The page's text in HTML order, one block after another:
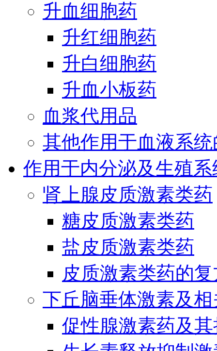
升血细胞药
升红细胞药
升白细胞药
升血小板药
血浆代用品
其他作用于血液系
作用于内分泌及生殖
肾上腺皮质激素类药
糖皮质激素类药
盐皮质激素类药
皮质激素类药的
下丘脑垂体激素及
促性腺激素药及